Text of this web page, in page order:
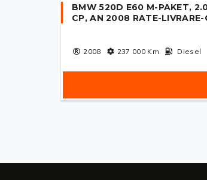
BMW 520D E60 M-PAKET,
CP, AN 2008 RATE-LIVRARE-
2008 237 000Km Diesel